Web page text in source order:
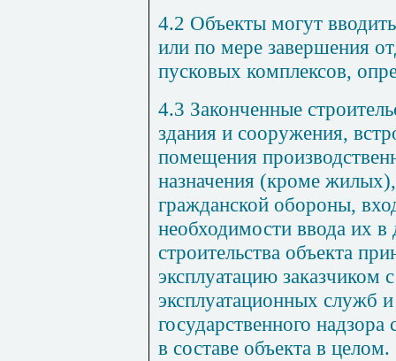
4.2 Объекты могут
или по мере завершения
пусковых комплексов,
4.3 Законченные
здания и сооружения,
помещения
назначения (кроме жилых
гражданской обороны,
необходимости ввода их в
строительства объекта
эксплуатацию заказчиком с
эксплуатационных служб и
государственного надзора
в составе объекта в целом.